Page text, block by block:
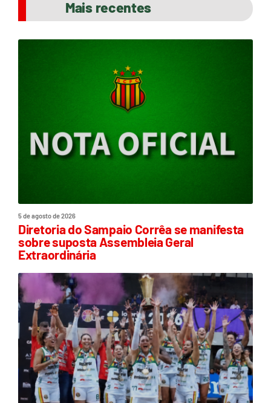
Mais recentes
5 de agosto de 2026
Diretoria do Sampaio Corrêa se manifesta
sobre suposta Assembleia Geral
Extraordinária